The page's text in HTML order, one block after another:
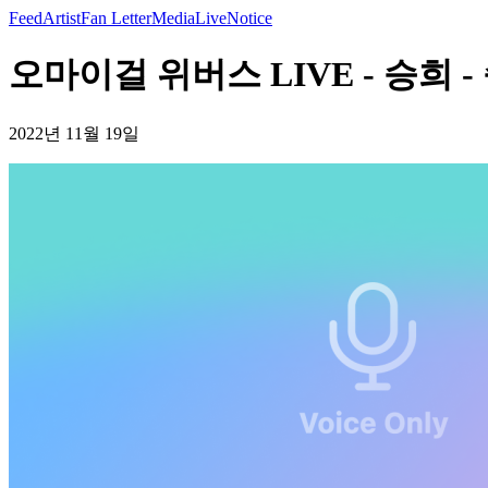
FeedArtistFan LetterMediaLiveNotice
오마이걸 위버스 LIVE - 승희 -
2022년 11월 19일